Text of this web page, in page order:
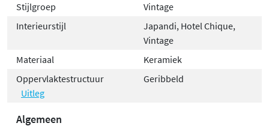
Stijlgroep
Vintage
Interieurstijl
Japandi, Hotel Chique,
Vintage
Materiaal
Keramiek
Oppervlaktestructuur
Uitleg
Geribbeld
Algemeen